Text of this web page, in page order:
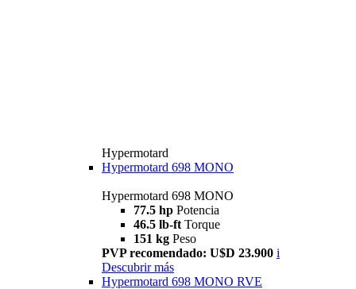
Hypermotard
Hypermotard 698 MONO
Hypermotard 698 MONO
77.5 hp Potencia
46.5 lb-ft Torque
151 kg Peso
PVP recomendado: U$D 23.900 i
Descubrir más
Hypermotard 698 MONO RVE